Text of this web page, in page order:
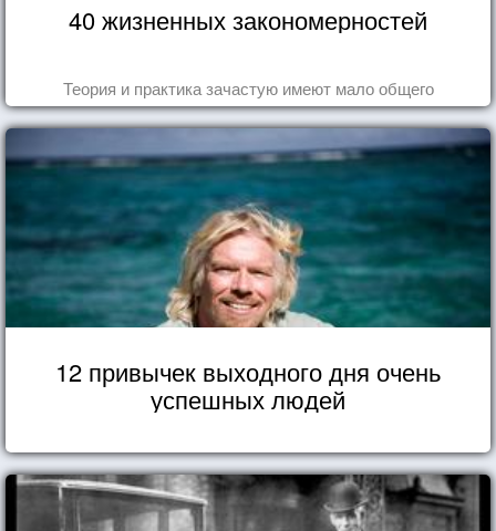
40 жизненных закономерностей
Теория и практика зачастую имеют мало общего
12 привычек выходного дня очень
успешных людей